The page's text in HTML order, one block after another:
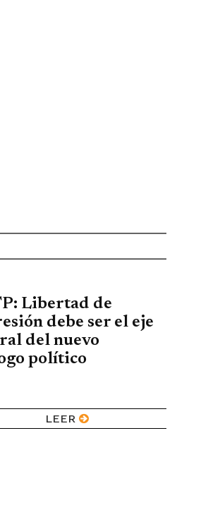
Libertad de
debe ser el eje
del nuevo
político
LEER